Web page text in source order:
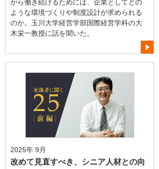
がら働き続けるためには、企業としてどの
ような環境づくりや制度設計が求められる
のか。玉川大学経営学部国際経営学科の大
木栄一教授に話を聞いた。
2025年 9月
改めて見直すべき、シニア人材との向